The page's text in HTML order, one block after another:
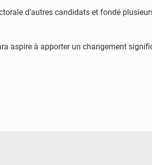
d’autres candidats et fondé
aspire à apporter un changement